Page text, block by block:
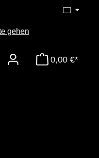
0,00 €*